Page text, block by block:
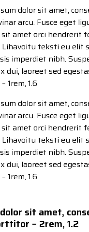
dolor sit amet,
arcu. Fusce eget
sit amet orci
Lihavoitu teksti eu
imperdiet nibh.
dui, laoreet sed
1rem, 1.6
dolor sit amet,
arcu. Fusce eget
sit amet orci
Lihavoitu teksti eu
imperdiet nibh.
dui, laoreet sed
1rem, 1.6
sit amet,
– 2rem, 1.2